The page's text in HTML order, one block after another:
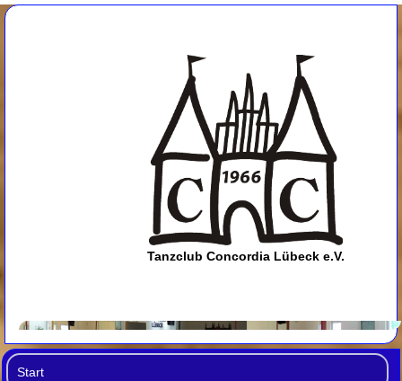
Tanzclub Concordia Lübeck e.V.
Start